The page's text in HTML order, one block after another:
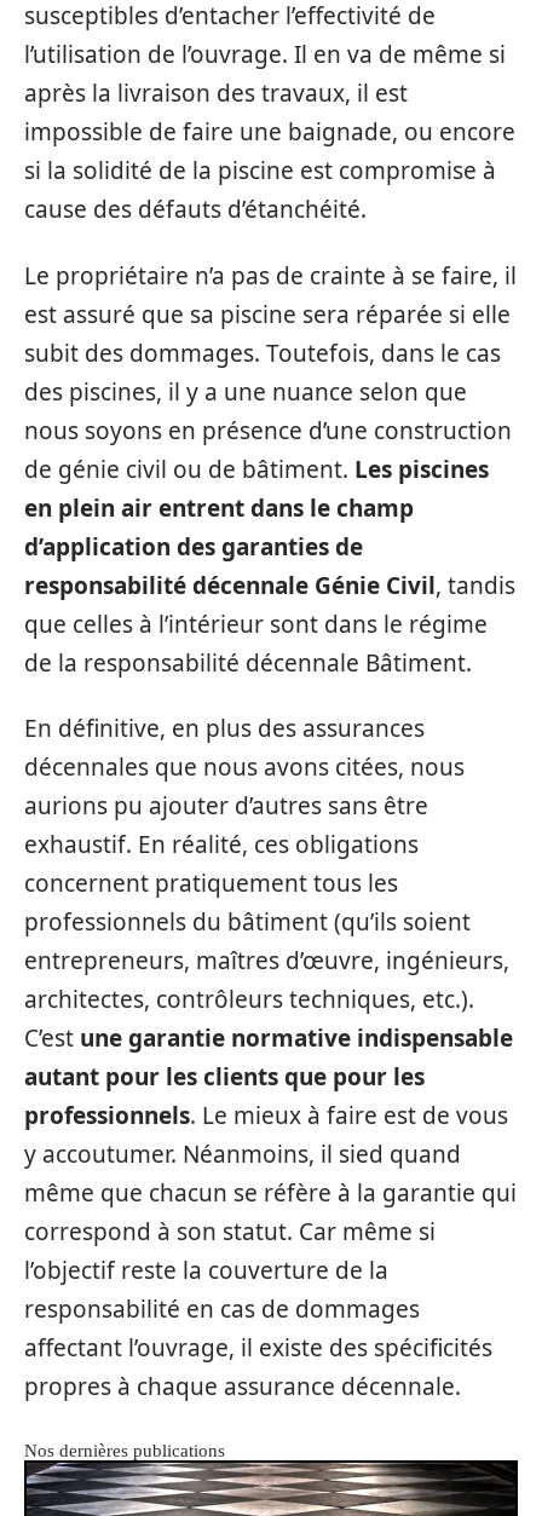
susceptibles d’entacher l’effectivité de
l’utilisation de l’ouvrage. Il en va de même si
après la livraison des travaux, il est
impossible de faire une baignade, ou encore
si la solidité de la piscine est compromise à
cause des défauts d’étanchéité.
Le propriétaire n’a pas de crainte à se faire, il
est assuré que sa piscine sera réparée si elle
subit des dommages. Toutefois, dans le cas
des piscines, il y a une nuance selon que
nous soyons en présence d’une construction
de génie civil ou de bâtiment. Les piscines
en plein air entrent dans le champ
d’application des garanties de
responsabilité décennale Génie Civil, tandis
que celles à l’intérieur sont dans le régime
de la responsabilité décennale Bâtiment.
En définitive, en plus des assurances
décennales que nous avons citées, nous
aurions pu ajouter d’autres sans être
exhaustif. En réalité, ces obligations
concernent pratiquement tous les
professionnels du bâtiment (qu’ils soient
entrepreneurs, maîtres d’œuvre, ingénieurs,
architectes, contrôleurs techniques, etc.).
C’est une garantie normative indispensable
autant pour les clients que pour les
professionnels. Le mieux à faire est de vous
y accoutumer. Néanmoins, il sied quand
même que chacun se réfère à la garantie qui
correspond à son statut. Car même si
l’objectif reste la couverture de la
responsabilité en cas de dommages
affectant l’ouvrage, il existe des spécificités
propres à chaque assurance décennale.
Nos dernières publications